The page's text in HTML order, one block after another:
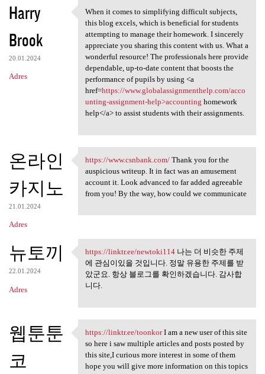
Harry
Brook
20.01.2024
Adres
When it comes to simplifying
When it comes to simplifying difficult subjects,
this blog excels, which is beneficial for students
attempting to manage their homework. I sincerely
appreciate you sharing this content with us. What a
wonderful resource! The professionals here provide
dependable, up-to-date content that boosts the
performance of pupils by using <a
href=https://www.globalassignmenthelp.com/acco
unting-assignment-help>accounting homework
help</a> to assist students with their assignments.
온라인
카지노
21.01.2024
Adres
https://www.csnbank.com/
https://www.csnbank.com/Thank you for the
auspicious writeup. It in fact was an amusement
account it. Look advanced to far added agreeable
from you! By the way, how could we communicate
뉴토끼
22.01.2024
Adres
https://linktr.ee/newtoki114
https://linktr.ee/newtoki114나는 더 비슷한 주제
에 관심이있을 것입니다. 정말 유용한 주제를 받
았군요. 항상 블로그를 확인하겠습니다. 감사합
니다.
웹툰툰
코
https://linktr.ee/toonkor I
https://linktr.ee/toonkorI am a new user of this site
so here i saw multiple articles and posts posted by
this site,I curious more interest in some of them
hope you will give more information on this topics